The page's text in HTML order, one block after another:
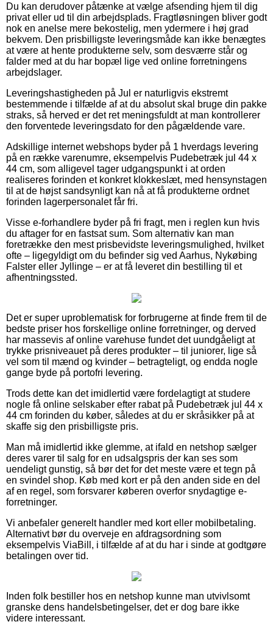
Du kan derudover påtænke at vælge afsending hjem til dig
privat eller ud til din arbejdsplads. Fragtløsningen bliver godt
nok en anelse mere bekostelig, men ydermere i høj grad
bekvem. Den prisbilligste leveringsmåde kan ikke benægtes
at være at hente produkterne selv, som desværre står og
falder med at du har bopæl lige ved online forretningens
arbejdslager.
Leveringshastigheden på Jul er naturligvis ekstremt
bestemmende i tilfælde af at du absolut skal bruge din pakke
straks, så herved er det ret meningsfuldt at man kontrollerer
den forventede leveringsdato for den pågældende vare.
Adskillige internet webshops byder på 1 hverdags levering
på en række varenumre, eksempelvis Pudebetræk jul 44 x
44 cm, som alligevel tager udgangspunkt i at orden
realiseres forinden et konkret klokkeslæt, med hensynstagen
til at de højst sandsynligt kan nå at få produkterne ordnet
forinden lagerpersonalet får fri.
Visse e-forhandlere byder på fri fragt, men i reglen kun hvis
du aftager for en fastsat sum. Som alternativ kan man
foretrække den mest prisbevidste leveringsmulighed, hvilket
ofte – ligegyldigt om du befinder sig ved Aarhus, Nykøbing
Falster eller Jyllinge – er at få leveret din bestilling til et
afhentningssted.
Det er super uproblematisk for forbrugerne at finde frem til de
bedste priser hos forskellige online forretninger, og derved
har massevis af online varehuse fundet det uundgåeligt at
trykke prisniveauet på deres produkter – til juniorer, lige så
vel som til mænd og kvinder – betragteligt, og endda nogle
gange byde på portofri levering.
Trods dette kan det imidlertid være fordelagtigt at studere
nogle få online selskaber efter rabat på Pudebetræk jul 44 x
44 cm forinden du køber, således at du er skråsikker på at
skaffe sig den prisbilligste pris.
Man må imidlertid ikke glemme, at ifald en netshop sælger
deres varer til salg for en udsalgspris der kan ses som
uendeligt gunstig, så bør det for det meste være et tegn på
en svindel shop. Køb med kort er på den anden side en del
af en regel, som forsvarer køberen overfor snydagtige e-
forretninger.
Vi anbefaler generelt handler med kort eller mobilbetaling.
Alternativt bør du overveje en afdragsordning som
eksempelvis ViaBill, i tilfælde af at du har i sinde at godtgøre
betalingen over tid.
Inden folk bestiller hos en netshop kunne man utvivlsomt
granske dens handelsbetingelser, det er dog bare ikke
videre interessant.